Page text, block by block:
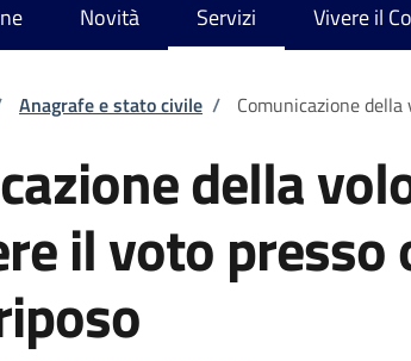
Novità Servizi Vivere il
pane
Anagrafe e stato civile / Comunicazione
della
il voto presso